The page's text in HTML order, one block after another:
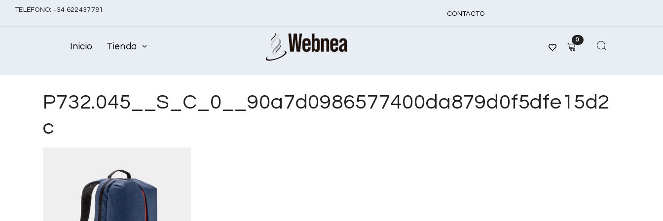
TELÉFONO: +34 622437781
CONTACTO
Inicio Tienda
0
P732.045__S_C_0__90a7d0986577400da879d0f5dfe15d2
c